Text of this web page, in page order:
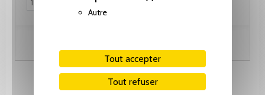
Autre
Tout accepter
Tout refuser